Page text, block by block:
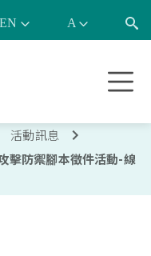
通
安
研
活動訊息
擊防禦腳本徵件活動-線